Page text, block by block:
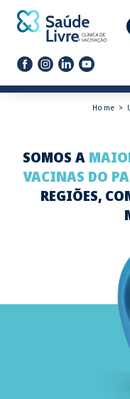
Home >
SOMOS A
VACINAS DO
REGIÕES,